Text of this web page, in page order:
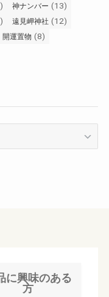
神ナンバー (13)
遠見岬神社 (12)
開運置物 (8)
に興味のある
方